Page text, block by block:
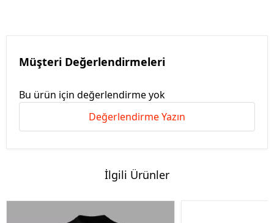
Müşteri Değerlendirmeleri
Bu ürün için değerlendirme yok
Değerlendirme Yazın
İlgili Ürünler